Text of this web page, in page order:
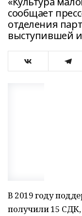
сообщает
отделения
выступившей
В 2019 году
получили 15